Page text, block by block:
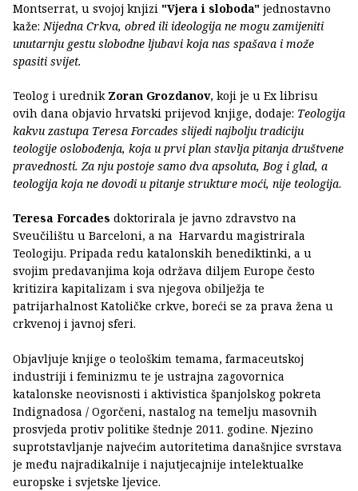
Montserrat, u svojoj knjizi "Vjera i sloboda" jednostavno
kaže:Nijedna Crkva, obred ili ideologija ne mogu zamijeniti
unutarnju gestu slobodne ljubavi koja nas spašava i može
spasiti svijet.
Teolog i urednik Zoran Grozdanov, koji je u Ex librisu
ovih dana objavio hrvatski prijevod knjige, dodaje: Teologija
kakvu zastupa Teresa Forcades slijedi najbolju tradiciju
teologije oslobođenja, koja u prvi plan stavlja pitanja društvene
pravednosti. Za nju postoje samo dva apsoluta, Bog i glad, a
teologija koja ne dovodi u pitanje strukture moći, nije teologija.
Teresa Forcades doktorirala je javno zdravstvo na
Sveučilištu u Barceloni, a na Harvardu magistrirala
Teologiju. Pripada redu katalonskih benediktinki, a u
svojim predavanjima koja održava diljem Europe često
kritizira kapitalizam i sva njegova obilježja te
patrijarhalnost Katoličke crkve, boreći se za prava žena u
crkvenoj i javnoj sferi.
Objavljuje knjige o teološkim temama, farmaceutskoj
industriji i feminizmu te je ustrajna zagovornica
katalonske neovisnosti i aktivistica španjolskog pokreta
Indignadosa / Ogorčeni, nastalog na temelju masovnih
prosvjeda protiv politike štednje 2011. godine. Njezino
suprotstavljanje najvećim autoritetima današnjice svrstava
je među najradikalnije i najutjecajnije intelektualke
europske i svjetske ljevice.